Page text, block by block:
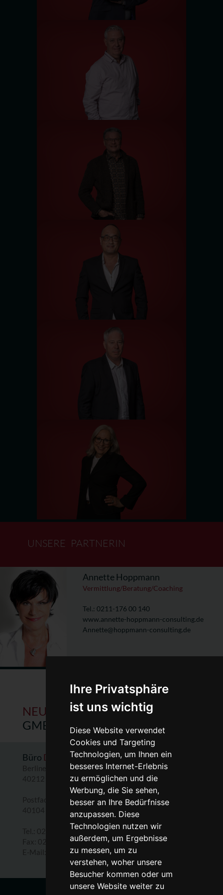
Ihre Privatsphäre
ist uns wichtig
Diese Website verwendet
Cookies und Targeting
Technologien, um Ihnen ein
besseres Internet-Erlebnis
zu ermöglichen und die
Werbung, die Sie sehen,
besser an Ihre Bedürfnisse
anzupassen. Diese
Technologien nutzen wir
außerdem, um Ergebnisse
zu messen, um zu
verstehen, woher unsere
Besucher kommen oder um
unsere Website weiter zu
Ignacio Lopez
Peter Hilligweg
In-Ku Kang
HR-Manager Medical & Care
Marc Montag
Bereichsleiter Medical & Care
Barbara Naceta
Fachbereichsleitung Pädagogik
UNSERE PARTNERIN
Annette Hoppmann
Vermittlung/Beratung/Coaching
Tel.: 0211-176 00 140
www.annette-hoppmann-consulting.de
Annette@hoppmann-consulting.de
NEUKRANZ PERSONALSERVICE
GMBH
Büro Düsseldorf
Berliner Allee 57
40212 Düsseldorf
Postfach 20 07 30
40104 Düsseldorf
Tel.: 0211 - 130 655-0
Fax: 0211 - 130 655-28
E-Mail:
mail@neukranz.net Aktualisieren Sie die
Cookie-Einstellungen